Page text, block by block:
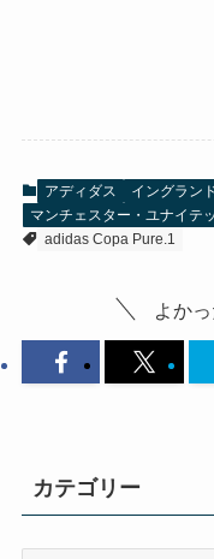
アディダス
イングラン
マンチェスター・ユナイテ
adidas Copa Pure.1
よか
カテゴリー